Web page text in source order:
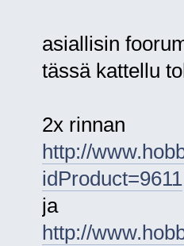
asiallisin
tässä kattellu
2x rinnan
http://
idProduct=9611
ja
http://